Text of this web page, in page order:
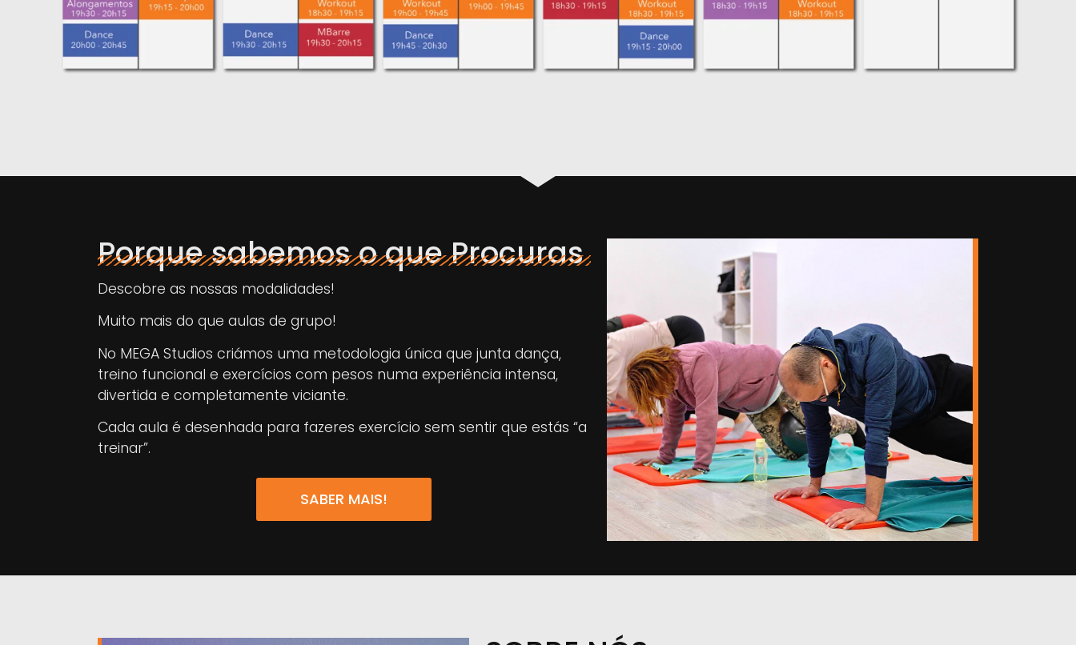
Porque sabemos o que Procuras
Descobre as nossas modalidades!
Muito mais do que aulas de grupo!
No MEGA Studios criámos uma metodologia única que junta dança,
treino funcional e exercícios com pesos numa experiência intensa,
divertida e completamente viciante.
Cada aula é desenhada para fazeres exercício sem sentir que estás “a
treinar”.
SABER MAIS!